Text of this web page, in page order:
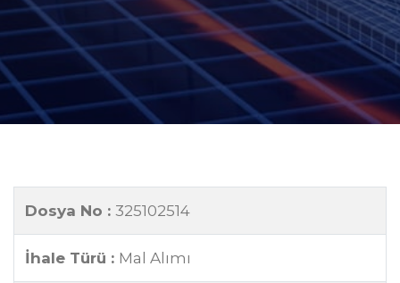
Dosya No : 325102514
İhale Türü : Mal Alımı